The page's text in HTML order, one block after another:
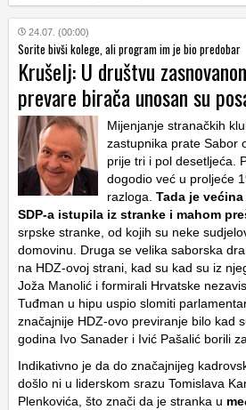
24.07. (00:00)
Sorite bivši kolege, ali program im je bio predobar
Krušelj: U društvu
prevare birača unosan su
Mijenjanje stranačkih
zastupnika prate Sabor
prije tri i pol desetljeća.
dogodio već u proljeće
razloga. Tada je
SDP-a istupila iz stranke i mahom
srpske stranke, od kojih su neke
domovinu. Druga se velika saborska
na HDZ-ovoj strani, kad su kad su iz
Joža Manolić i formirali Hrvatske
Tuđman u hipu uspio slomiti
značajnije HDZ-ovo previranje bilo kad
godina Ivo Sanader i Ivić Pašalić borili
Indikativno je da do značajnijeg
došlo ni u liderskom srazu Tomislava
Plenkovića, što znači da je stranka u